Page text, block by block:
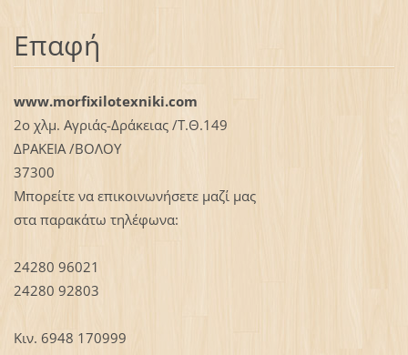
Επαφή
www.morfixilotexniki.com
2ο χλμ. Αγριάς-Δράκειας /Τ.Θ.149
ΔΡΑΚΕΙΑ /ΒΟΛΟΥ
37300
Μπορείτε να επικοινωνήσετε μαζί μας
στα παρακάτω τηλέφωνα:
24280 96021
24280 92803
Κιν. 6948 170999